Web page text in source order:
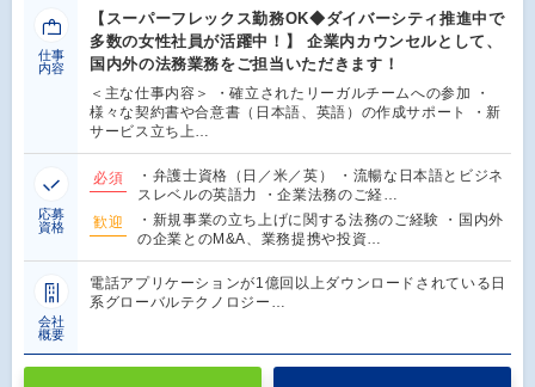
仕事
内容
【スーパーフレックス勤務OK◆ダイバーシティ推進中で
多数の女性社員が活躍中！】 企業内カウンセルとして、
国内外の法務業務をご担当いただきます！
＜主な仕事内容＞ ・確立されたリーガルチームへの参加 ・
様々な契約書や合意書（日本語、英語）の作成サポート ・新
サービス立ち上…
応募
資格
必須
・弁護士資格（日／米／英） ・流暢な日本語とビジネ
スレベルの英語力 ・企業法務のご経…
歓迎
・新規事業の立ち上げに関する法務のご経験 ・国内外
の企業とのM&A、業務提携や投資…
会社
概要
電話アプリケーションが1億回以上ダウンロードされている日
系グローバルテクノロジー…